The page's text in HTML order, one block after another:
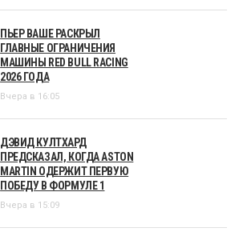
ПЬЕР ВАШЕ РАСКРЫЛ
ГЛАВНЫЕ ОГРАНИЧЕНИЯ
МАШИНЫ RED BULL RACING
2026 ГОДА
Вчера в 16:05
ДЭВИД КУЛТХАРД
ПРЕДСКАЗАЛ, КОГДА ASTON
MARTIN ОДЕРЖИТ ПЕРВУЮ
ПОБЕДУ В ФОРМУЛЕ 1
Вчера в 15:09